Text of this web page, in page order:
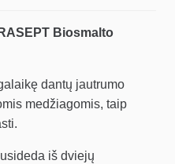
Biosmalto
dantų jautrumo
medžiagomis, taip
iš dviejų